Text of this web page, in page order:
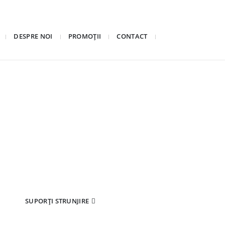
DESPRE NOI PROMOȚII
CONTACT
SUPORȚI STRUNJIRE